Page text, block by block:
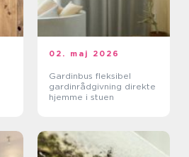
02. maj 2026
Gardinbus fleksibel
gardinrådgivning direkte
hjemme i stuen